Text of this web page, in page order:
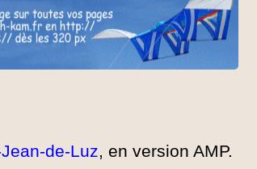
de-Luz, en version AMP.